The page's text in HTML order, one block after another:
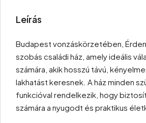
Leírás
Budapest vonzáskörzetében,
szobás családi ház, amely ideális
számára, akik hosszú távú,
lakhatást keresnek. A ház minden
funkcióval rendelkezik, hogy
számára a nyugodt és praktikus